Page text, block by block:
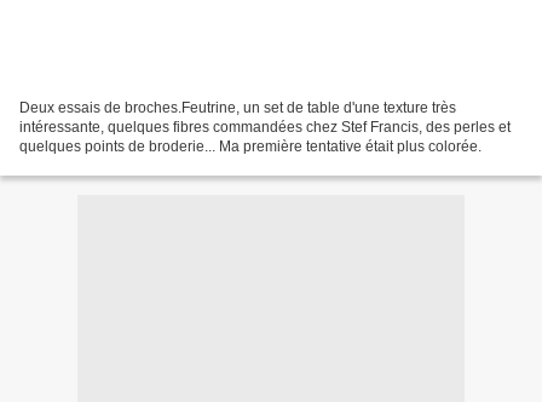
Deux essais de broches.Feutrine, un set de table d'une texture très
intéressante, quelques fibres commandées chez Stef Francis, des perles et
quelques points de broderie... Ma première tentative était plus colorée.